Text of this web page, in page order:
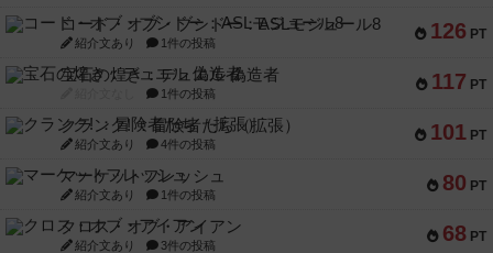
126 PT
コード・オブ・ブシドー：ASLモジュール8
紹介文あり 1件の投稿
117 PT
宝石の煌き：デュエル 偽造者
1件の投稿
101 PT
クランク! ：冒険者たち（拡張）
紹介文あり 4件の投稿
80 PT
マーケットフレッシュ
紹介文あり 1件の投稿
68 PT
クロス・オブ・アイアン
紹介文あり 3件の投稿